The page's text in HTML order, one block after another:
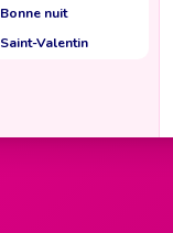
Bonne nuit
Saint-Valentin